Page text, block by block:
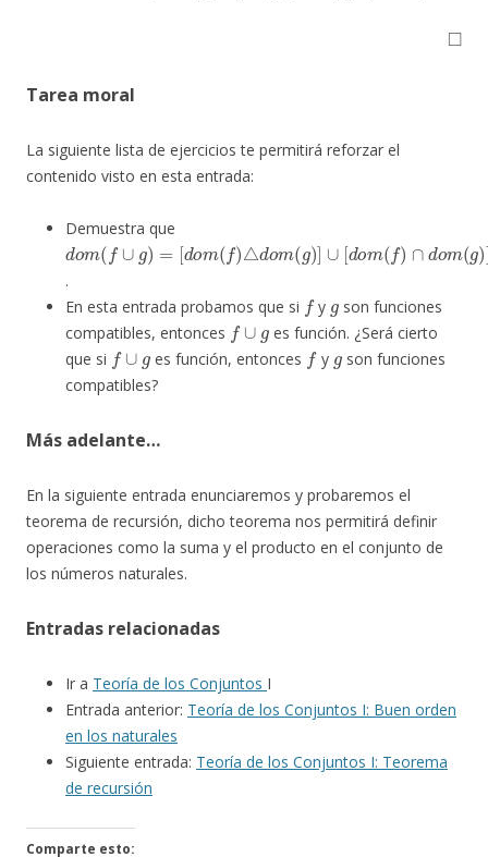
◻
Tarea moral
La siguiente lista de ejercicios te permitirá reforzar el
contenido visto en esta entrada:
Demuestra que
dom(f∪g)=
[dom(f)△dom g ∪[ d o m ∩ do (g
.
En esta entrada probamos que si
y
son funciones
compatibles, entonces
f∪g
es función. ¿Será cierto
que si
f∪g
es función, entonces
f
y
g
son funciones
compatibles?
Más adelante…
En la siguiente entrada enunciaremos y probaremos el
teorema de recursión, dicho teorema nos permitirá definir
operaciones como la suma y el producto en el conjunto de
los números naturales.
Entradas relacionadas
Ir a Teoría de los Conjuntos I
Entrada anterior: Teoría de los Conjuntos I: Buen orden
en los naturales
Siguiente entrada: Teoría de los Conjuntos I: Teorema
de recursión
Comparte esto: